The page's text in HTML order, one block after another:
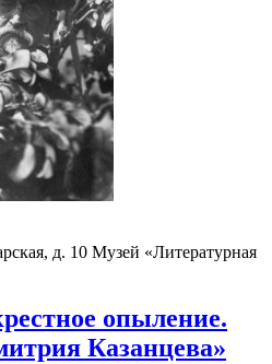
д. 10 Музей «Литературная
опыление.
Казанцева»